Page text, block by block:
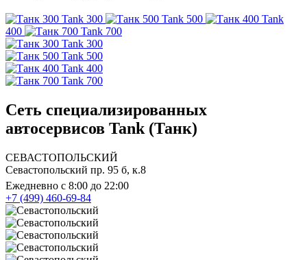
Tank 300 Tank 500
Tank
400
Tank 700
Tank 300
Tank 500
Tank 400
Tank 700
Сеть специализированных
автосервисов Tank (Танк)
СЕВАСТОПОЛЬСКИЙ
Севастопольский пр. 95 б, к.8
Ежедневно с 8:00 до 22:00
+7 (499) 460-69-84